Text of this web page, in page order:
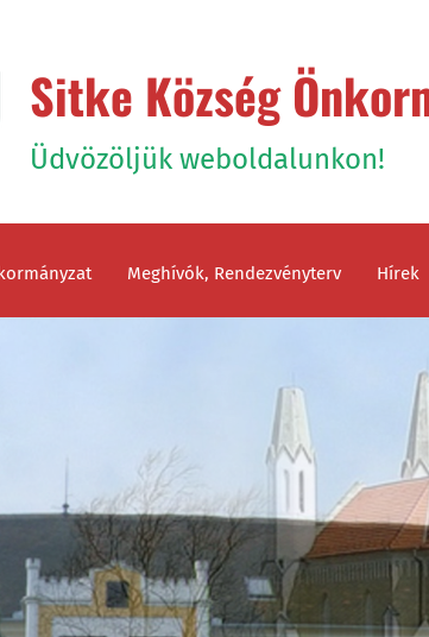
Sitke Község
Üdvözöljük weboldalunkon!
Meghívók, Rendezvényterv Hírek